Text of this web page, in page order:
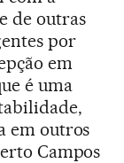
de outras
por
em
é uma
em outros
Campos